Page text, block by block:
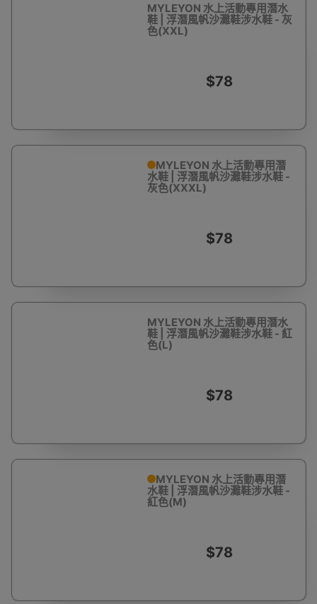
MYLEYON 水上活動專用潛水
鞋 | 浮潛風帆沙灘鞋涉水鞋 - 灰
色(XXL)
$78
MYLEYON 水上活動專用潛
水鞋 | 浮潛風帆沙灘鞋涉水鞋 -
灰色(XXXL)
$78
MYLEYON 水上活動專用潛水
鞋 | 浮潛風帆沙灘鞋涉水鞋 - 紅
色(L)
$78
MYLEYON 水上活動專用潛
水鞋 | 浮潛風帆沙灘鞋涉水鞋 -
紅色(M)
$78